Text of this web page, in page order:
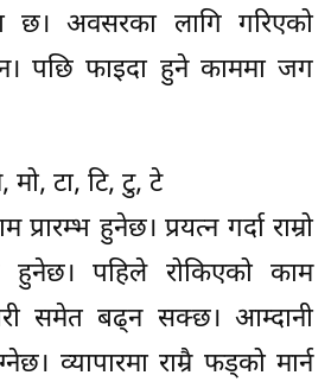
छ। अवसरका लागि गरिएको
पछि फाइदा हुने काममा जग
टा, टि, टु, टे
हुनेछ। प्रयत्न गर्दा राम्रो
हुनेछ। पहिले रोकिएको काम
समेत बढ्न सक्छ। आम्दानी
व्यापारमा राम्रै फड्को मार्न